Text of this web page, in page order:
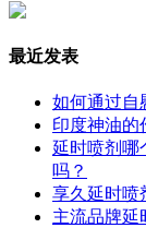
最近发表
如何通过自
印度神油的
延时喷剂哪
吗？
享久延时喷
主流品牌延